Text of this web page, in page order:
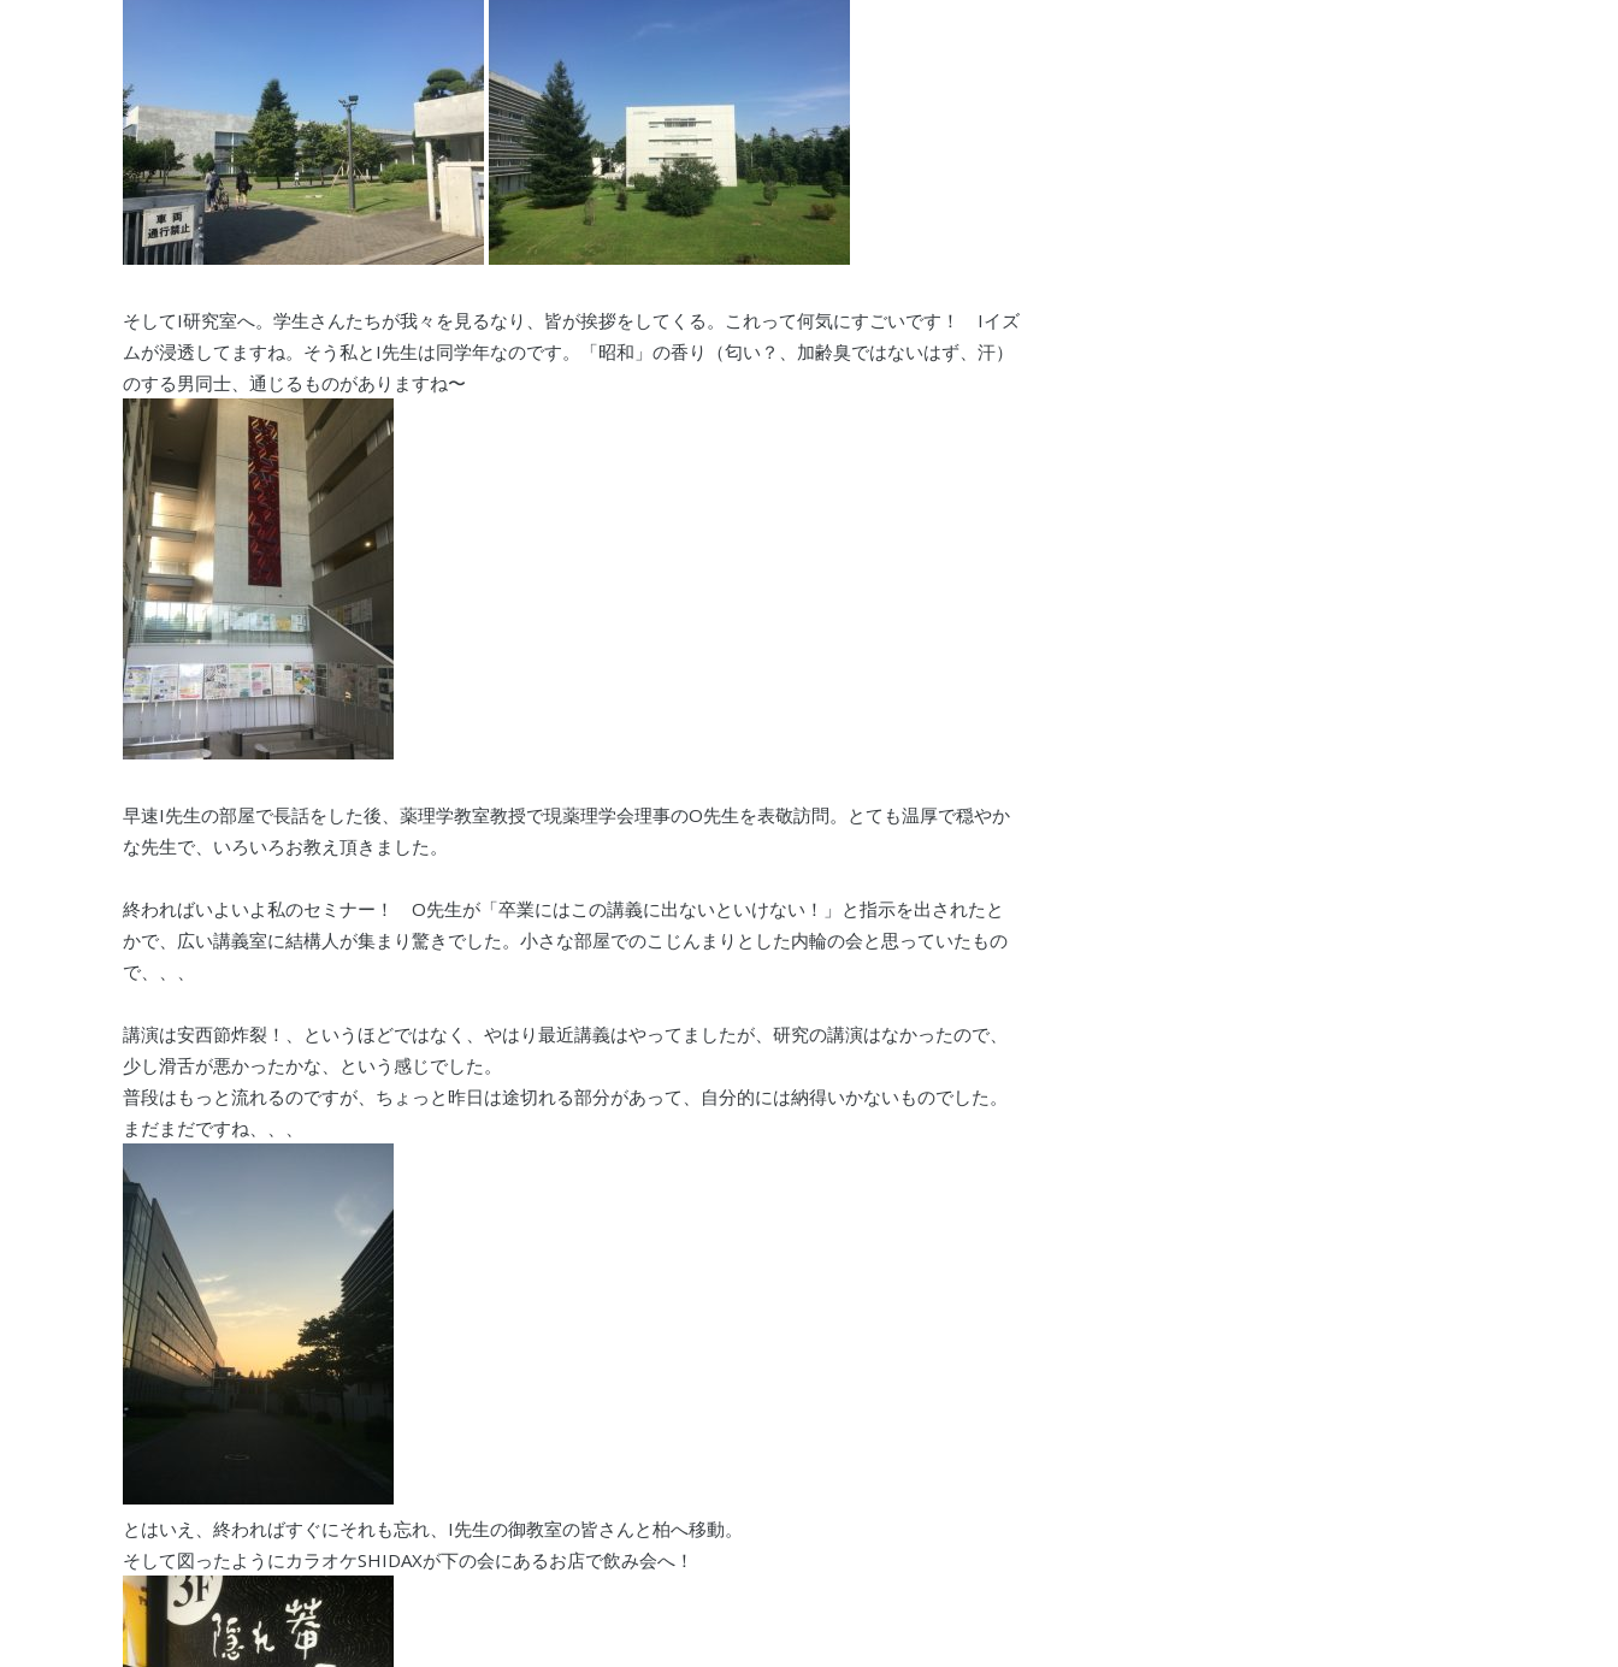
そしてI研究室へ。学生さんたちが我々を見るなり、皆が挨拶をしてくる。これって何気にすごいです！ Iイズ
ムが浸透してますね。そう私とI先生は同学年なのです。「昭和」の香り（匂い？、加齢臭ではないはず、汗）
のする男同士、通じるものがありますね〜
早速I先生の部屋で長話をした後、薬理学教室教授で現薬理学会理事のO先生を表敬訪問。とても温厚で穏やか
な先生で、いろいろお教え頂きました。
終わればいよいよ私のセミナー！ O先生が「卒業にはこの講義に出ないといけない！」と指示を出されたと
かで、広い講義室に結構人が集まり驚きでした。小さな部屋でのこじんまりとした内輪の会と思っていたもの
で、、、
講演は安西節炸裂！、というほどではなく、やはり最近講義はやってましたが、研究の講演はなかったので、
少し滑舌が悪かったかな、という感じでした。
普段はもっと流れるのですが、ちょっと昨日は途切れる部分があって、自分的には納得いかないものでした。
まだまだですね、、、
とはいえ、終わればすぐにそれも忘れ、I先生の御教室の皆さんと柏へ移動。
そして図ったようにカラオケSHIDAXが下の会にあるお店で飲み会へ！